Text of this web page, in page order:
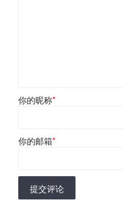
你的昵称*
你的邮箱*
提交评论